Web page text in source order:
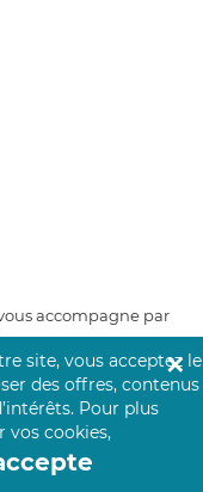
accompagne par
site, vous acceptez le
des offres, contenus
Pour plus
vos cookies,
✕